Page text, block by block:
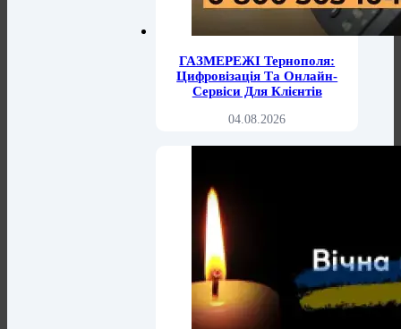
ГАЗМЕРЕЖІ Тернополя:
Цифровізація Та Онлайн-
Сервіси Для Клієнтів
04.08.2026